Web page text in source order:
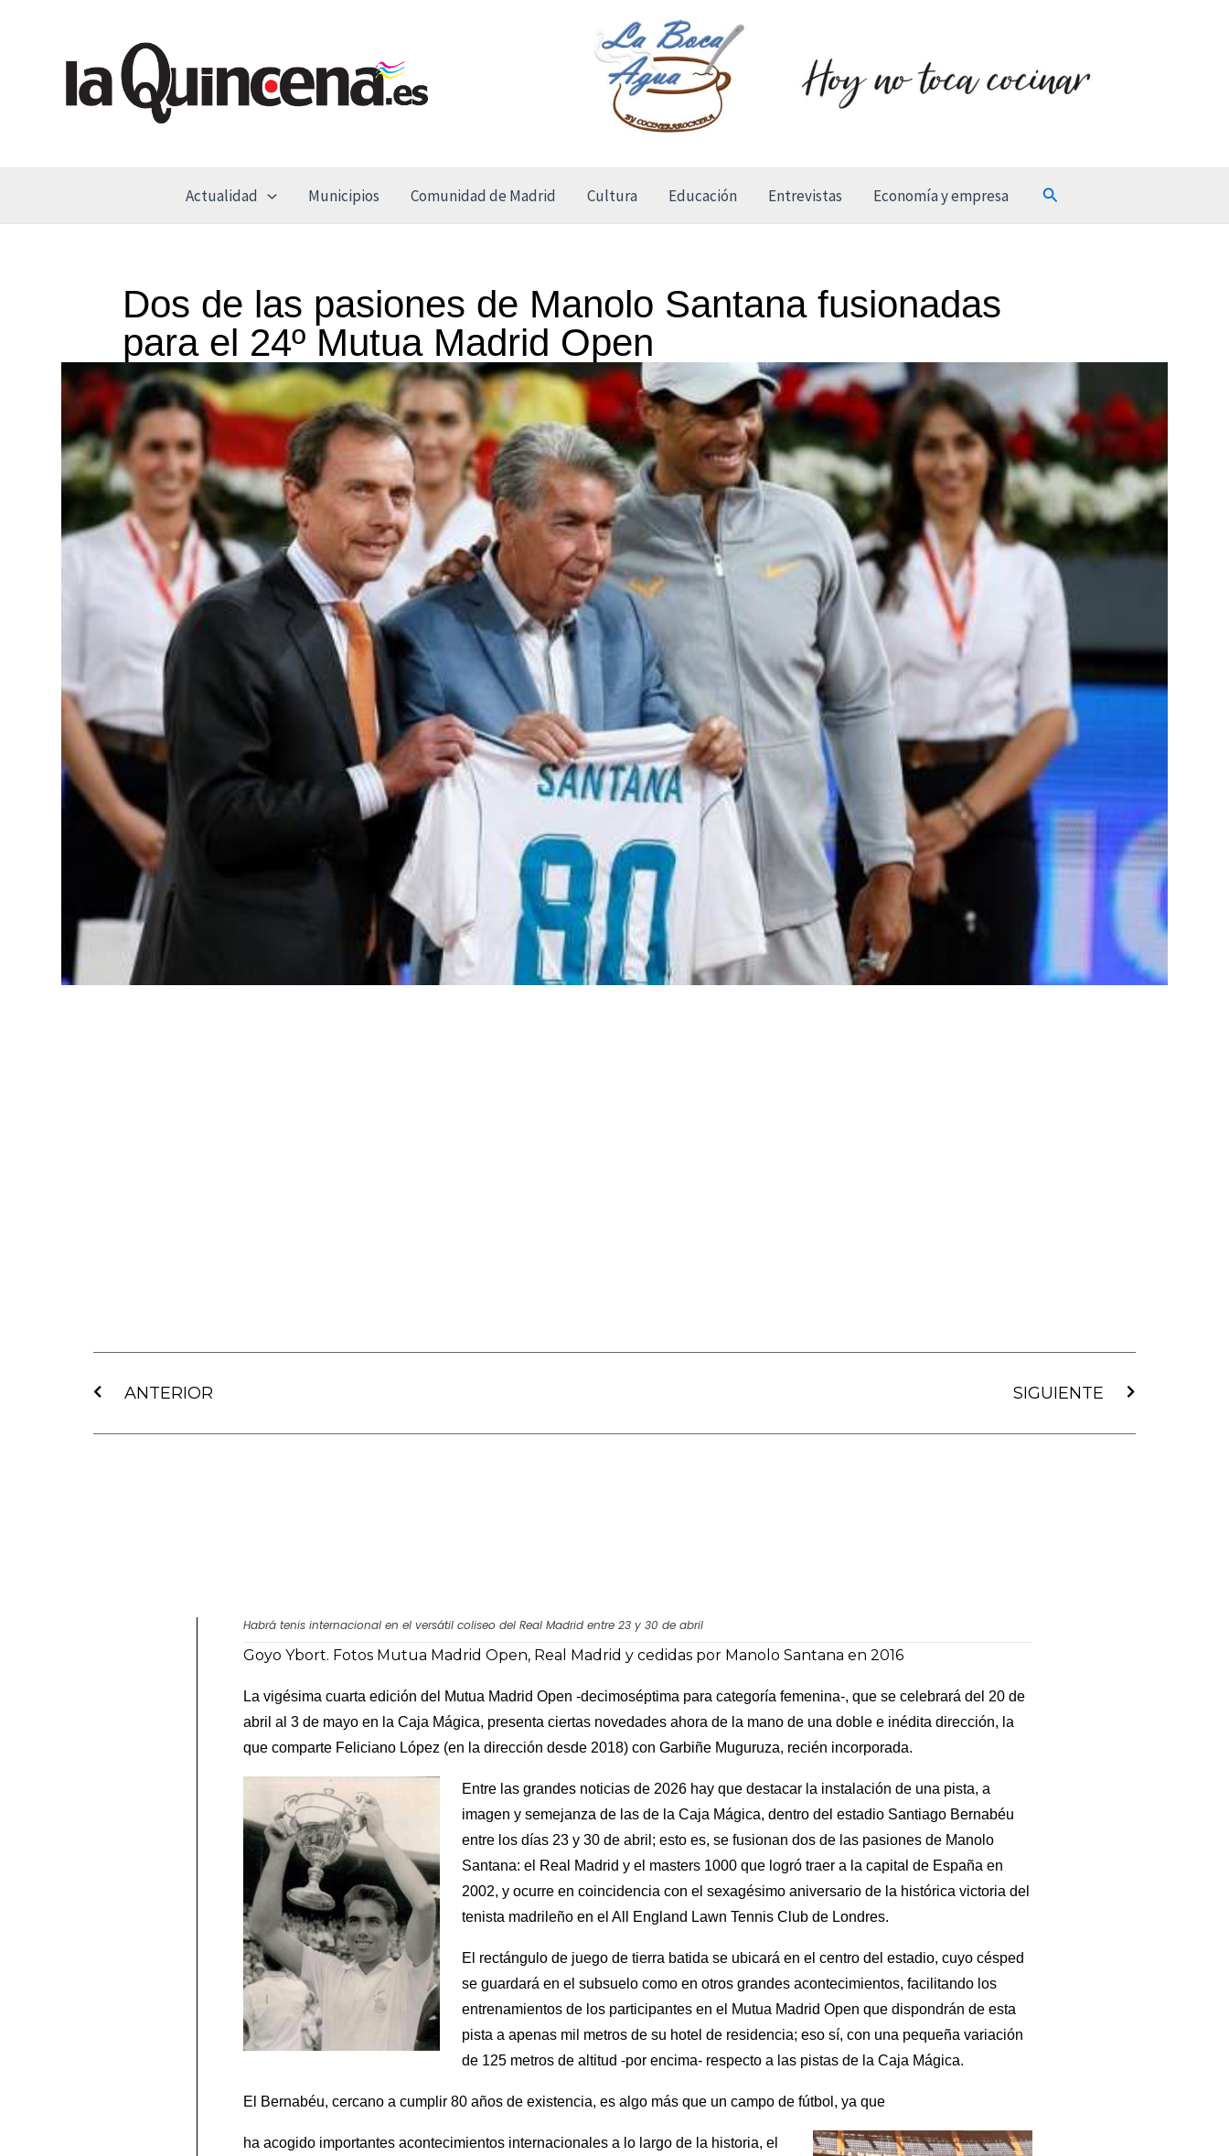
contenido
Actualidad Municipios Comunidad de Madrid Cultura Educación Entrevistas Economía y empresa Buscar
Dos de las pasiones de Manolo Santana fusionadas
para el 24º Mutua Madrid Open
ANTERIOR SIGUIENTE
Habrá tenis internacional en el versátil coliseo del Real Madrid entre 23 y 30 de abril
Goyo Ybort. Fotos Mutua Madrid Open, Real Madrid y cedidas por Manolo Santana en 2016
La vigésima cuarta edición del Mutua Madrid Open -decimoséptima para categoría femenina-, que se celebrará del 20 de
abril al 3 de mayo en la Caja Mágica, presenta ciertas novedades ahora de la mano de una doble e inédita dirección, la
que comparte Feliciano López (en la dirección desde 2018) con Garbiñe Muguruza, recién incorporada.
Entre las grandes noticias de 2026 hay que destacar la instalación de una pista, a
imagen y semejanza de las de la Caja Mágica, dentro del estadio Santiago Bernabéu
entre los días 23 y 30 de abril; esto es, se fusionan dos de las pasiones de Manolo
Santana: el Real Madrid y el masters 1000 que logró traer a la capital de España en
2002, y ocurre en coincidencia con el sexagésimo aniversario de la histórica victoria del
tenista madrileño en el All England Lawn Tennis Club de Londres.
El rectángulo de juego de tierra batida se ubicará en el centro del estadio, cuyo césped
se guardará en el subsuelo como en otros grandes acontecimientos, facilitando los
entrenamientos de los participantes en el Mutua Madrid Open que dispondrán de esta
pista a apenas mil metros de su hotel de residencia; eso sí, con una pequeña variación
de 125 metros de altitud -por encima- respecto a las pistas de la Caja Mágica.
El Bernabéu, cercano a cumplir 80 años de existencia, es algo más que un campo de fútbol, ya que
ha acogido importantes acontecimientos internacionales a lo largo de la historia, el